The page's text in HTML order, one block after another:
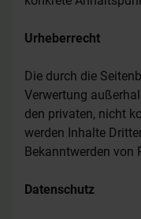
Urheberrecht
Die durch die
Verwertung
den privaten, nicht
werden Inhalte
Bekanntwerden von
Datenschutz